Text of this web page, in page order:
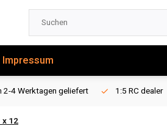
Impressum
2-4 Werktagen geliefert 1:5 RC dealer
12